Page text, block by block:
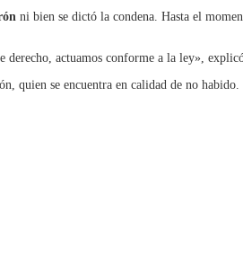
ni bien se dictó la condena. Hasta el
derecho, actuamos conforme a la ley»,
quien se encuentra en calidad de no habido.